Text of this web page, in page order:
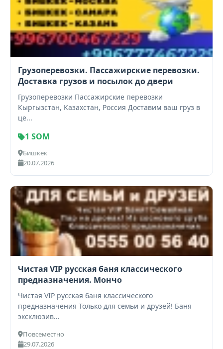
Грузоперевозки. Пассажирские перевозки.
Доставка грузов и посылок до двери
Грузоперевозки Пассажирские перевозки
Кыргызстан, Казахстан, Россия Доставим ваш груз в
це...
1 SOM
Бишкек
20.07.2026
Чистая VIP русская баня классического
предназначения. Мончо
Чистая VIP русская баня классического
предназначения Только для семьи и друзей! Баня
эксклюзив...
Повсеместно
29.07.2026